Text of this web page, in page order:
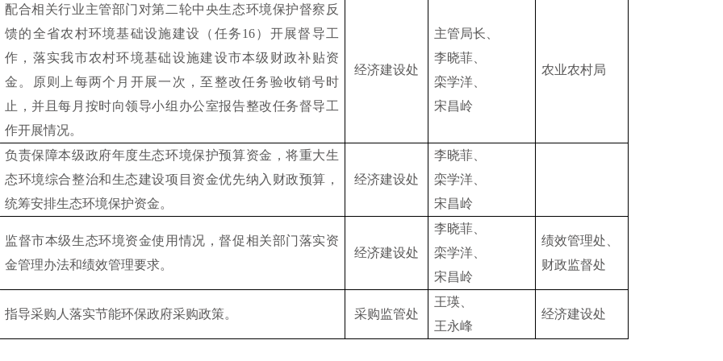
配合相关行业主管部门对第二轮中央生态环境保护督察反
馈的全省农村环境基础设施建设（任务16）开展督导工
作，落实我市农村环境基础设施建设市本级财政补贴资
金。原则上每两个月开展一次，至整改任务验收销号时
止，并且每月按时向领导小组办公室报告整改任务督导工
作开展情况。
经济建设处
主管局长、
李晓菲、
栾学洋、
宋昌岭
农业农村局
负责保障本级政府年度生态环境保护预算资金，将重大生
态环境综合整治和生态建设项目资金优先纳入财政预算，
统筹安排生态环境保护资金。
经济建设处
李晓菲、
栾学洋、
宋昌岭
监督市本级生态环境资金使用情况，督促相关部门落实资
金管理办法和绩效管理要求。
经济建设处
李晓菲、
栾学洋、
宋昌岭
绩效管理处
财政监督处
指导采购人落实节能环保政府采购政策。 采购监管处
王瑛、
王永峰
经济建设处